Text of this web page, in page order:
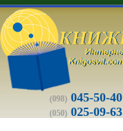
(098) 045-50-40
(050) 025-09-63